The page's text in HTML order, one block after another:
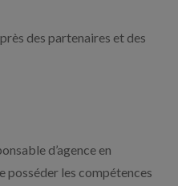
des partenaires et des
d’agence en
posséder les compétences